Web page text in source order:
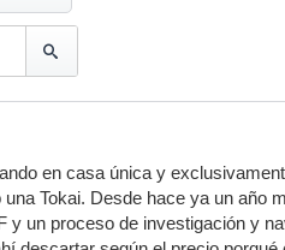
en casa única y
Tokai. Desde hace ya un año
y un proceso de investigación y